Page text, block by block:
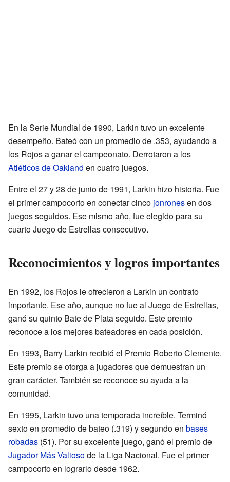
En la Serie Mundial de 1990, Larkin tuvo un excelente
desempeño. Bateó con un promedio de .353, ayudando a
los Rojos a ganar el campeonato. Derrotaron a los
Atléticos de Oakland en cuatro juegos.
Entre el 27 y 28 de junio de 1991, Larkin hizo historia. Fue
el primer campocorto en conectar cinco jonronesen dos
juegos seguidos. Ese mismo año, fue elegido para su
cuarto Juego de Estrellas consecutivo.
Reconocimientos y logros importantes
En 1992, los Rojos le ofrecieron a Larkin un contrato
importante. Ese año, aunque no fue al Juego de Estrellas,
ganó su quinto Bate de Plata seguido. Este premio
reconoce a los mejores bateadores en cada posición.
En 1993, Barry Larkin recibió el Premio Roberto Clemente.
Este premio se otorga a jugadores que demuestran un
gran carácter. También se reconoce su ayuda a la
comunidad.
En 1995, Larkin tuvo una temporada increíble. Terminó
sexto en promedio de bateo (.319) y segundo en bases
robadas (51). Por su excelente juego, ganó el premio de
Jugador Más Valiosode la Liga Nacional. Fue el primer
campocorto en lograrlo desde 1962.